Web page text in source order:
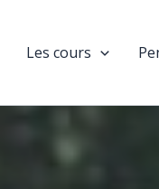
Les cours